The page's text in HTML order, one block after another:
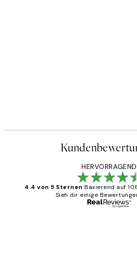
HERVORRAGEND
4.4 von 5 Sternen Basierend auf
Sieh dir einige